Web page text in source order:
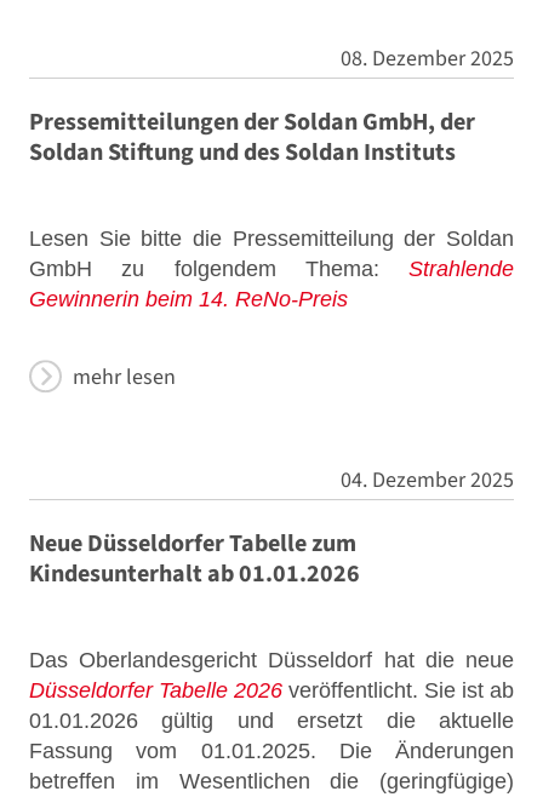
08. Dezember 2025
Pressemitteilungen der Soldan GmbH, der
Soldan Stiftung und des Soldan Instituts
Lesen Sie bitte die Pressemitteilung der Soldan
GmbH zu folgendem Thema: Strahlende
Gewinnerin beim 14. ReNo-Preis
mehr lesen
04. Dezember 2025
Neue Düsseldorfer Tabelle zum
Kindesunterhalt ab 01.01.2026
Das Oberlandesgericht Düsseldorf hat die neue
Düsseldorfer Tabelle 2026 veröffentlicht. Sie ist ab
01.01.2026 gültig und ersetzt die aktuelle
Fassung vom 01.01.2025. Die Änderungen
betreffen im Wesentlichen die (geringfügige)